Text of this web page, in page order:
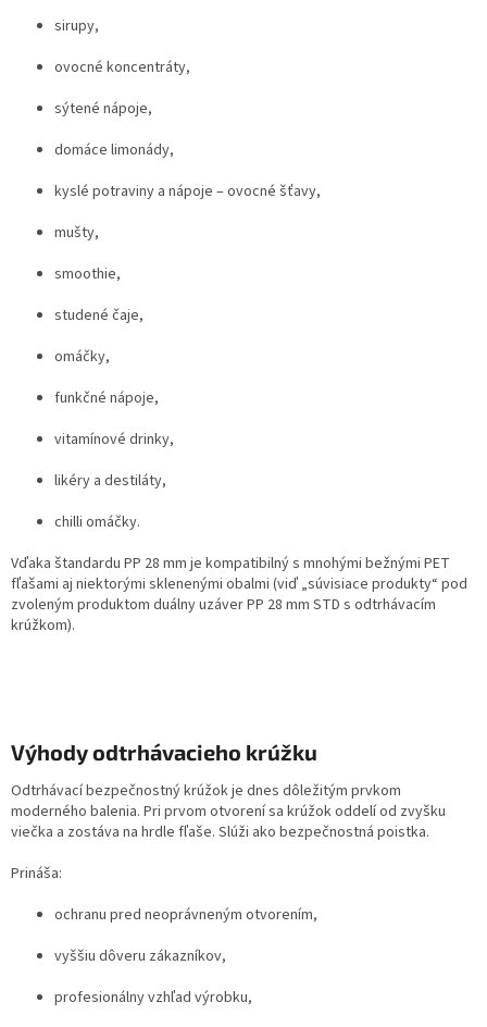
sirupy,
ovocné koncentráty,
sýtené nápoje,
domáce limonády,
kyslé potraviny a nápoje – ovocné šťavy,
mušty,
smoothie,
studené čaje,
omáčky,
funkčné nápoje,
vitamínové drinky,
likéry a destiláty,
chilli omáčky.
Vďaka štandardu PP 28 mm je kompatibilný s mnohými bežnými PET
fľašami aj niektorými sklenenými obalmi (viď „súvisiace produkty“ pod
zvoleným produktom duálny uzáver PP 28 mm STD s odtrhávacím
krúžkom).
Výhody odtrhávacieho krúžku
Odtrhávací bezpečnostný krúžok je dnes dôležitým prvkom
moderného balenia. Pri prvom otvorení sa krúžok oddelí od zvyšku
viečka a zostáva na hrdle fľaše. Slúži ako bezpečnostná poistka.
Prináša:
ochranu pred neoprávneným otvorením,
vyššiu dôveru zákazníkov,
profesionálny vzhľad výrobku,